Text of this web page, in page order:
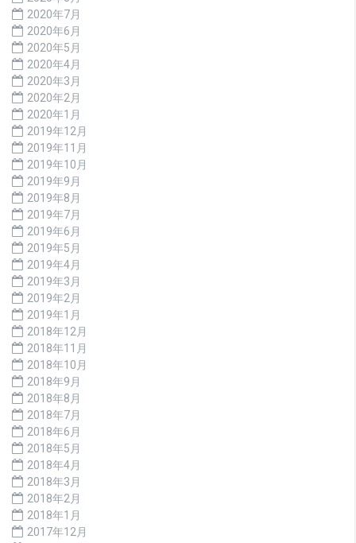
2020年7月
2020年6月
2020年5月
2020年4月
2020年3月
2020年2月
2020年1月
2019年12月
2019年11月
2019年10月
2019年9月
2019年8月
2019年7月
2019年6月
2019年5月
2019年4月
2019年3月
2019年2月
2019年1月
2018年12月
2018年11月
2018年10月
2018年9月
2018年8月
2018年7月
2018年6月
2018年5月
2018年4月
2018年3月
2018年2月
2018年1月
2017年12月